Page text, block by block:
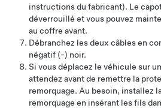
instructions du fabricant). Le
déverrouillé et vous pouvez
au coffre avant.
Débranchez les deux câbles en
négatif (-) noir.
Si vous déplacez le véhicule sur
attendez avant de remettre la
remorquage. Au besoin, installez
remorquage en insérant les fils